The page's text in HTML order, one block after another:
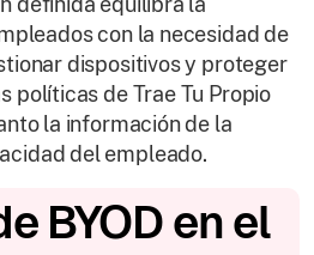
con la necesidad de
dispositivos y proteger
políticas de Trae Tu Propio
la información de la
del empleado.
BYOD en el